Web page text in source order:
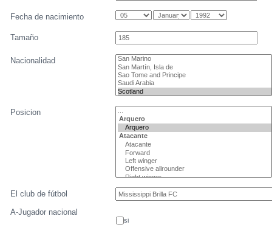
Fecha de nacimiento
Tamaño
Nacionalidad
Posicion
El club de fútbol
A-Jugador nacional
si